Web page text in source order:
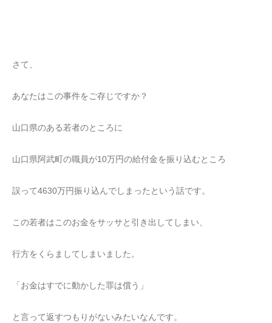
さて、
あなたはこの事件をご存じですか？
山口県のある若者のところに
山口県阿武町の職員が10万円の給付金を振り込むところ
誤って4630万円振り込んでしまったという話です。
この若者はこのお金をサッサと引き出してしまい、
行方をくらましてしまいました。
「お金はすでに動かした罪は償う」
と言って返すつもりがないみたいなんです。